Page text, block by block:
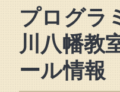
プログラ
川八幡教
ール情報